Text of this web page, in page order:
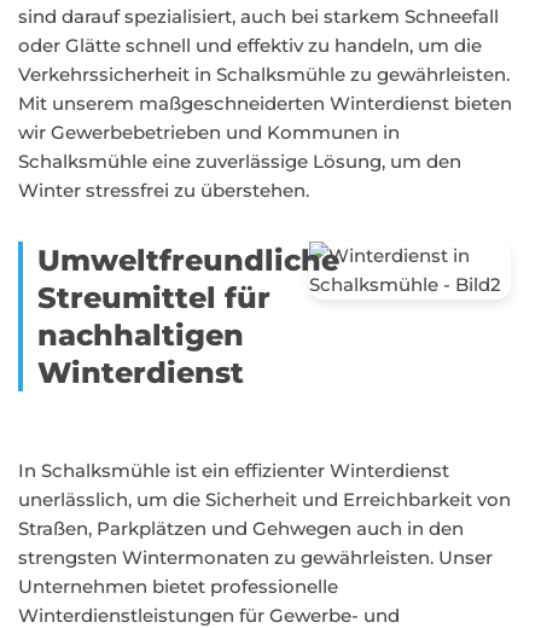
sind darauf spezialisiert, auch bei starkem Schneefall
oder Glätte schnell und effektiv zu handeln, um die
Verkehrssicherheit in Schalksmühle zu gewährleisten.
Mit unserem maßgeschneiderten Winterdienst bieten
wir Gewerbebetrieben und Kommunen in
Schalksmühle eine zuverlässige Lösung, um den
Winter stressfrei zu überstehen.
Umweltfreundliche
Streumittel für
nachhaltigen
Winterdienst
In Schalksmühle ist ein effizienter Winterdienst
unerlässlich, um die Sicherheit und Erreichbarkeit von
Straßen, Parkplätzen und Gehwegen auch in den
strengsten Wintermonaten zu gewährleisten. Unser
Unternehmen bietet professionelle
Winterdienstleistungen für Gewerbe- und